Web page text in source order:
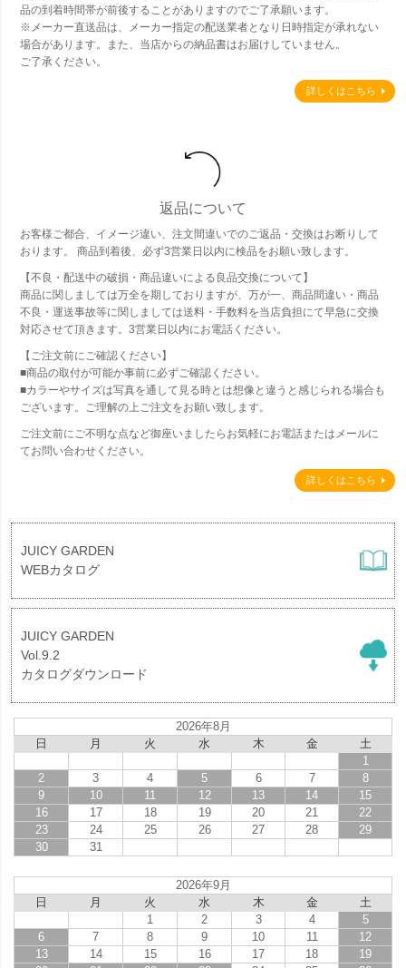
品の到着時間帯が前後することがありますのでご了承願います。
※メーカー直送品は、メーカー指定の配送業者となり日時指定が承れない
場合があります。また、当店からの納品書はお届けしていません。
ご了承ください。
詳しくはこちら
返品について
お客様ご都合、イメージ違い、注文間違いでのご返品・交換はお断りして
おります。 商品到着後、必ず3営業日以内に検品をお願い致します。
【不良・配送中の破損・商品違いによる良品交換について】
商品に関しましては万全を期しておりますが、万が一、商品間違い・商品
不良・運送事故等に関しましては送料・手数料を当店負担にて早急に交換
対応させて頂きます。3営業日以内にお電話ください。
【ご注文前にご確認ください】
■商品の取付が可能か事前に必ずご確認ください。
■カラーやサイズは写真を通して見る時とは想像と違うと感じられる場合も
ございます。ご理解の上ご注文をお願い致します。
ご注文前にご不明な点など御座いましたらお気軽にお電話またはメールに
てお問い合わせください。
詳しくはこちら
JUICY GARDEN
WEBカタログ
JUICY GARDEN
Vol.9.2
カタログダウンロード
2026年8月
日
月 火 水 木 金
土
1
2
3 4 5 6 7
8
9
10 11 12 13 14
15
16
17 18 19 20 21
22
23
24 25 26 27 28
29
30
31
2026年9月
日
月 火 水 木 金
土
1
2 3 4
5
6
7 8 9 10 11
12
13
14 15 16 17 18
19